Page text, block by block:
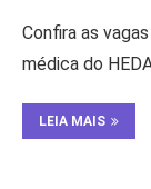
Confira as
médica do
LEIA MAIS